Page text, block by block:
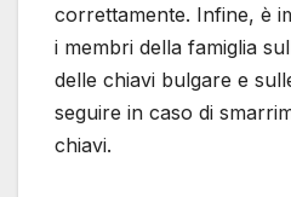
correttamente. Infine, è
i membri della famiglia
delle chiavi bulgare e
seguire in caso di
chiavi.